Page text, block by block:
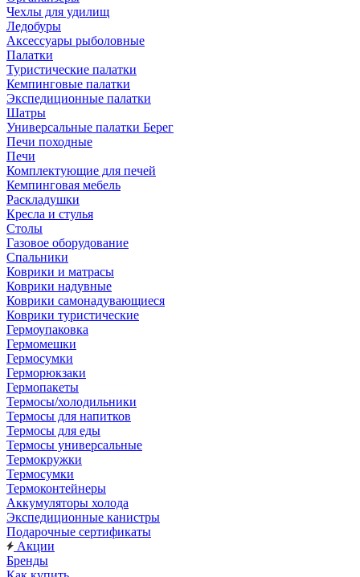
Чехлы для удилищ
Ледобуры
Аксессуары рыболовные
Палатки
Туристические палатки
Кемпинговые палатки
Экспедиционные палатки
Шатры
Универсальные палатки Берег
Печи походные
Печи
Комплектующие для печей
Кемпинговая мебель
Раскладушки
Кресла и стулья
Столы
Газовое оборудование
Спальники
Коврики и матрасы
Коврики надувные
Коврики самонадувающиеся
Коврики туристические
Гермоупаковка
Гермомешки
Гермосумки
Герморюкзаки
Гермопакеты
Термосы/холодильники
Термосы для напитков
Термосы для еды
Термосы универсальные
Термокружки
Термосумки
Термоконтейнеры
Аккумуляторы холода
Экспедиционные канистры
Подарочные сертификаты
Акции
Бренды